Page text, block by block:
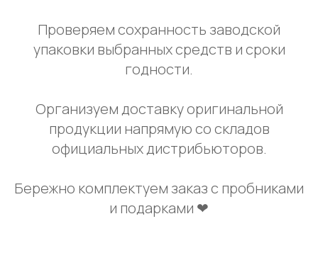
Проверяем сохранность заводской
упаковки выбранных средств и сроки
годности.
Организуем доставку оригинальной
продукции напрямую со складов
официальных дистрибьюторов.
Бережно комплектуем заказ с пробниками
и подарками ❤